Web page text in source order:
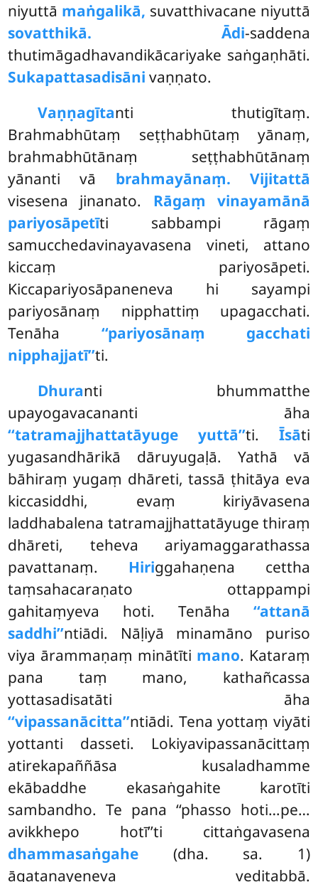
niyuttā maṅgalikā, suvatthivacane niyuttā
sovatthikā. Ādi-saddena
thutimāgadhavandikācariyake saṅgaṇhāti.
Sukapattasadisāni vaṇṇato.
Vaṇṇagītanti thutigītaṃ.
Brahmabhūtaṃ seṭṭhabhūtaṃ yānaṃ,
brahmabhūtānaṃ seṭṭhabhūtānaṃ
yānanti vā brahmayānaṃ. Vijitattā
visesena jinanato. Rāgaṃ vinayamānā
pariyosāpetīti sabbampi rāgaṃ
samucchedavinayavasena vineti, attano
kiccaṃ pariyosāpeti.
Kiccapariyosāpaneneva hi sayampi
pariyosānaṃ nipphattiṃ upagacchati.
Tenāha ‘‘pariyosānaṃ gacchati
nipphajjatī’’ti.
Dhuranti bhummatthe
upayogavacananti āha
‘‘tatramajjhattatāyuge yuttā’’ti. Īsāti
yugasandhārikā dāruyugaḷā. Yathā vā
bāhiraṃ yugaṃ dhāreti, tassā ṭhitāya eva
kiccasiddhi, evaṃ kiriyāvasena
laddhabalena tatramajjhattatāyuge thiraṃ
dhāreti, teheva ariyamaggarathassa
pavattanaṃ. Hiriggahaṇena cettha
taṃsahacaraṇato ottappampi
gahitaṃyeva hoti. Tenāha ‘‘attanā
saddhi’’ntiādi. Nāḷiyā minamāno puriso
viya ārammaṇaṃ minātīti mano. Kataraṃ
pana taṃ mano, kathañcassa
yottasadisatāti āha
‘‘vipassanācitta’’ntiādi. Tena yottaṃ viyāti
yottanti dasseti. Lokiyavipassanācittaṃ
atirekapaññāsa kusaladhamme
ekābaddhe ekasaṅgahite karotīti
sambandho. Te pana ‘‘phasso hoti…pe…
avikkhepo hotī’’ti cittaṅgavasena
dhammasaṅgahe (dha. sa. 1)
āgatanayeneva veditabbā.